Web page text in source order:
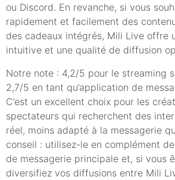
ou Discord. En revanche, si vous
rapidement et facilement des
des cadeaux intégrés, Mili Live offre
intuitive et une qualité de diffusion
Notre note : 4,2/5 pour le streaming
2,7/5 en tant qu’application de
C’est un excellent choix pour les
spectateurs qui recherchent des
réel, moins adapté à la messagerie
conseil : utilisez-le en complément
de messagerie principale et, si vous
diversifiez vos diffusions entre Mili